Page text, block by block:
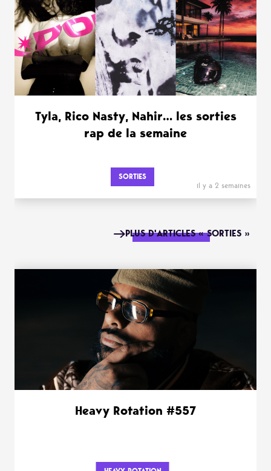
Tyla, Rico Nasty, Nahir… les sorties
rap de la semaine
SORTIES
il y a 2 semaines
PLUS D'ARTICLES « SORTIES »
Heavy Rotation #557